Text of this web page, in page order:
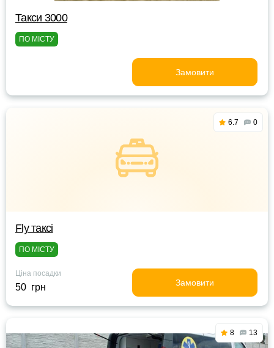
Такси 3000
ПО МІСТУ
Замовити
6.7 0
Fly таксі
ПО МІСТУ
Ціна посадки
50 грн Замовити
8 13